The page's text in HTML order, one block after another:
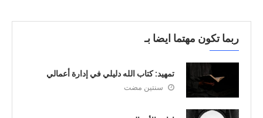
ربما تكون مهتما ايضا بـ
تمهيد: كتاب الله دليلي في إدارة أعمالي
سنتين مضت